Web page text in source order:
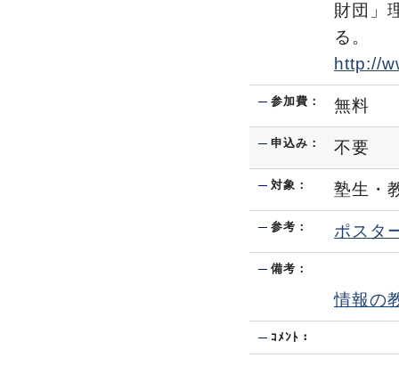
財団」
る。
http://
参加費： 無料
申込み： 不要
対象： 塾生・
参考： ポスタ
備考：
情報の
ｺﾒﾝﾄ：